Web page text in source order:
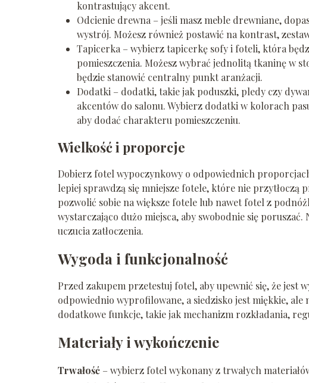
kontrastujący akcent.
Odcienie drewna – jeśli masz meble drewniane,
wystrój. Możesz również postawić na kontrast,
Tapicerka – wybierz tapicerkę sofy i foteli, która
pomieszczenia. Możesz wybrać jednolitą tkaninę w
będzie stanowić centralny punkt aranżacji.
Dodatki – dodatki, takie jak poduszki, pledy czy
akcentów do salonu. Wybierz dodatki w kolorach
aby dodać charakteru pomieszczeniu.
Wielkość i proporcje
Dobierz fotel wypoczynkowy o odpowiednich
lepiej sprawdzą się mniejsze fotele, które nie przytłoczą
pozwolić sobie na większe fotele lub nawet fotel z
wystarczająco dużo miejsca, aby swobodnie się
uczucia zatłoczenia.
Wygoda i funkcjonalność
Przed zakupem przetestuj fotel, aby upewnić się, że jest
odpowiednio wyprofilowane, a siedzisko jest miękkie,
dodatkowe funkcje, takie jak mechanizm rozkładania,
Materiały i wykończenie
Trwałość – wybierz fotel wykonany z trwałych